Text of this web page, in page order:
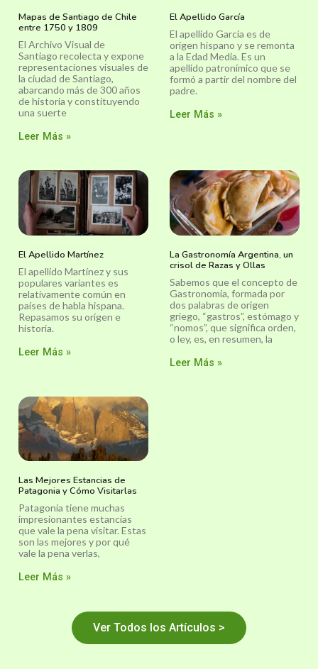
Mapas de Santiago de Chile
entre 1750 y 1809
El Archivo Visual de
Santiago recolecta y expone
representaciones visuales de
la ciudad de Santiago,
abarcando más de 300 años
de historia y constituyendo
una suerte
Leer Más »
El Apellido García
El apellido García es de
origen hispano y se remonta
a la Edad Media. Es un
apellido patronímico que se
formó a partir del nombre del
padre.
Leer Más »
El Apellido Martínez
El apellido Martínez y sus
populares variantes es
relativamente común en
países de habla hispana.
Repasamos su orígen e
historia.
Leer Más »
La Gastronomía Argentina, un
crisol de Razas y Ollas
Sabemos que el concepto de
Gastronomía, formada por
dos palabras de origen
griego, “gastros”, estómago y
“nomos”, que significa orden,
o ley, es, en resumen, la
Leer Más »
Las Mejores Estancias de
Patagonia y Cómo Visitarlas
Patagonia tiene muchas
impresionantes estancias
que vale la pena visitar. Estas
son las mejores y por qué
vale la pena verlas,
Leer Más »
Ver Todos los Artículos >